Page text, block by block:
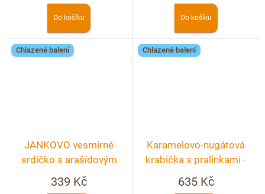
Do košíku Do košíku
Chlazené balení
JANKOVO vesmírné
srdíčko s arašídovým
nugátem – crunchy 90g
339 Kč
Chlazené balení
Karamelovo-nugátová
krabička s pralinkami -
20ks
635 Kč